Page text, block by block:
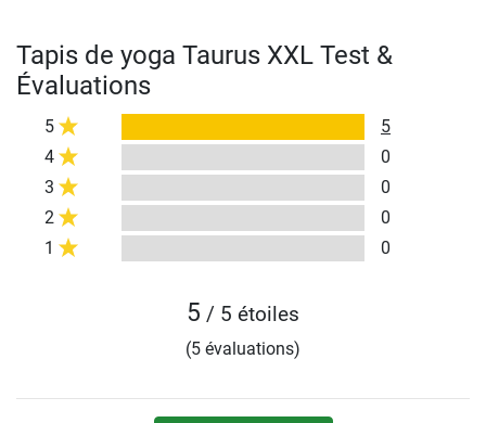
Tapis de yoga Taurus XXL Test &
Évaluations
5
5
4
0
3
0
2
0
1
0
5 / 5 étoiles
(5 évaluations)